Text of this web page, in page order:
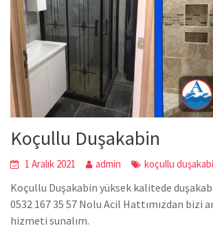
Koçullu Duşakabin
1 Aralık 2021 admin koçullu
Koçullu Duşakabin yüksek kalitede
0532 167 35 57 Nolu Acil Hattımızdan bizi
hizmeti sunalım.